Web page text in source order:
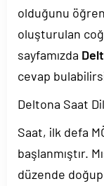
olduğunu
oluşturulan
sayfamızda
cevap
Deltona Saat
Saat, ilk defa
başlanmıştır.
düzende